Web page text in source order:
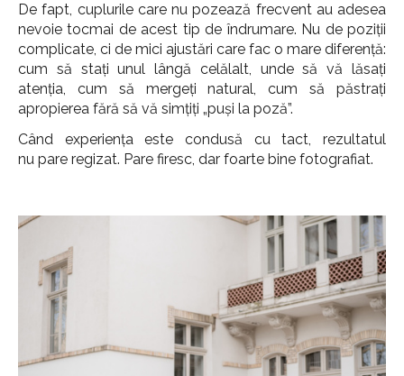
De fapt, cuplurile care nu pozează frecvent au adesea
nevoie tocmai de acest tip de îndrumare. Nu de poziții
complicate, ci de mici ajustări care fac o mare diferență:
cum să stați unul lângă celălalt, unde să vă lăsați
atenția, cum să mergeți natural, cum să păstrați
apropierea fără să vă simțiți „puși la poză”.
Când experiența este condusă cu tact, rezultatul
nu pare regizat. Pare firesc, dar foarte bine fotografiat.